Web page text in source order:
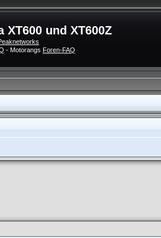
XT600 und XT600Z
- Motorangs Foren-FAQ